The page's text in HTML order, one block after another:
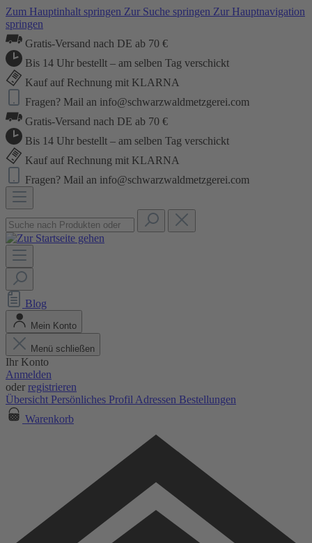
Zum Hauptinhalt springen Zur Suche springen Zur Hauptnavigation
springen
Gratis-Versand nach DE ab 70 €
Bis 14 Uhr bestellt – am selben Tag verschickt
Kauf auf Rechnung mit KLARNA
Fragen? Mail an info@schwarzwaldmetzgerei.com
Gratis-Versand nach DE ab 70 €
Bis 14 Uhr bestellt – am selben Tag verschickt
Kauf auf Rechnung mit KLARNA
Fragen? Mail an info@schwarzwaldmetzgerei.com
Blog
Mein Konto
Menü schließen
Ihr Konto
Anmelden
oder registrieren
Übersicht Persönliches Profil Adressen Bestellungen
Warenkorb